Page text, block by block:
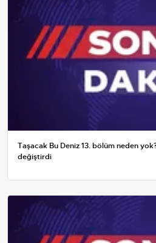
Taşacak Bu Deniz 13. bölüm neden
değiştirdi